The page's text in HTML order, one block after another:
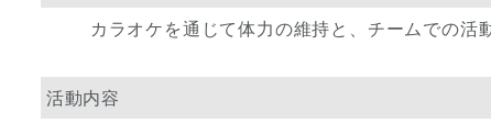
カラオケを通じて体力の維持と、チームでの活
活動内容